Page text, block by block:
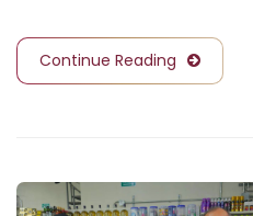
Continue Reading